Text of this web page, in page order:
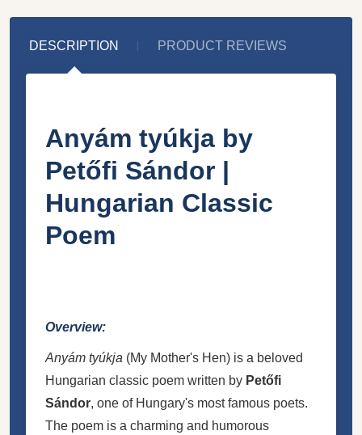
DESCRIPTION PRODUCT REVIEWS
Anyám tyúkja by
Petőfi Sándor |
Hungarian Classic
Poem
Overview:
Anyám tyúkja (My Mother's Hen) is a beloved
Hungarian classic poem written by Petőfi
Sándor, one of Hungary's most famous poets.
The poem is a charming and humorous